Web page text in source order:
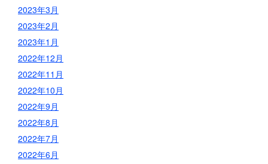
2023年3月
2023年2月
2023年1月
2022年12月
2022年11月
2022年10月
2022年9月
2022年8月
2022年7月
2022年6月